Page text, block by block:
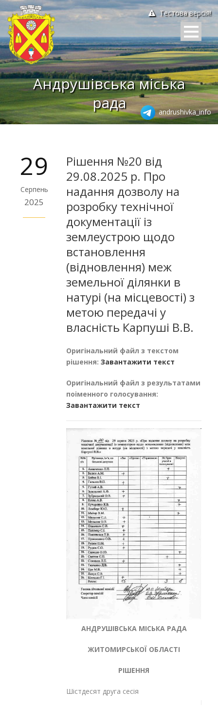
Тестова версія!
Андрушівська міська
рада
andrushivka_info
29
Серпень
2025
Рішення №20 від
29.08.2025 р. Про
надання дозволу на
розробку технічної
документації із
землеустрою щодо
встановлення
(відновлення) меж
земельної ділянки в
натурі (на місцевості) з
метою передачі у
власність Карпуші В.В.
Оригінальний файл з текстом
рішення: Завантажити текст
Оригінальний файл з результатами
поіменного голосування:
Завантажити текст
АНДРУШІВСЬКА МІСЬКА РАДА
ЖИТОМИРСЬКОЇ ОБЛАСТІ
РІШЕННЯ
Шістдесят друга сесія